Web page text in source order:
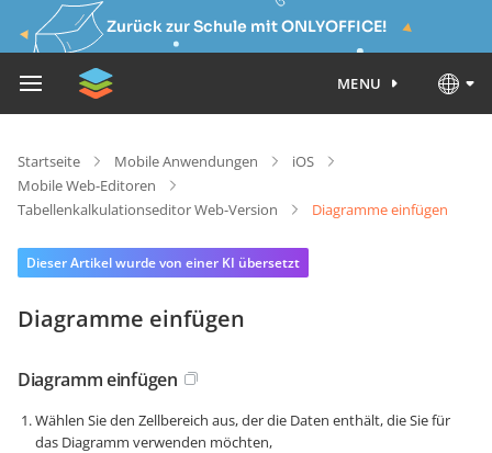
Zurück zur Schule mit ONLYOFFICE!
MENU
Startseite Mobile Anwendungen
iOS
Mobile Web-Editoren
Tabellenkalkulationseditor Web-Version
Diagramme einfügen
Dieser Artikel wurde von einer KI übersetzt
Diagramme einfügen
Diagramm einfügen
Wählen Sie den Zellbereich aus, der die Daten enthält, die Sie für
das Diagramm verwenden möchten,